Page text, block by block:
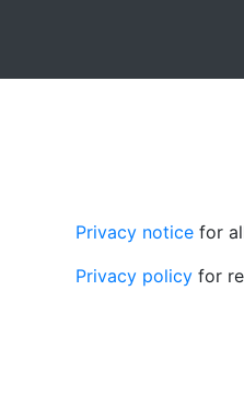
Privacy notice for
Privacy policy for